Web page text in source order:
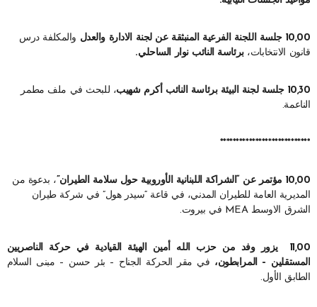
10,00 جلسة اللجنة الفرعية المنبثقة عن لجنة الادارة والعدل
والمكلفة درس
قانون الانتخابات،برئاسة النائب نوار الساحلي.
10,30 جلسة لجنة البيئة برئاسة النائب أكرم شهيب
، للبحث في ملف مطمر
الناعمة.
****************************
10,00 مؤتمر عن “الشراكة اللبنانية الأوروبية حول سلامة الطيران”
، بدعوة من
المديرية العامة للطيران المدني، في قاعة “سيدر هول” في شركة طيران
الشرق الاوسط MEA في بيروت.
11,00 يزور وفد من حزب الله أمين الهيئة القيادية في حركة الناصريين
المستقلين – المرابطون، في مقر الحركة الجناح – بئر حسن – مبنى السلام
الطابق الأول.